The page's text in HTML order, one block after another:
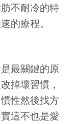
不耐冷的特
的療程。
最關鍵的原
掉壞習慣，
性然後找方
這不也是愛